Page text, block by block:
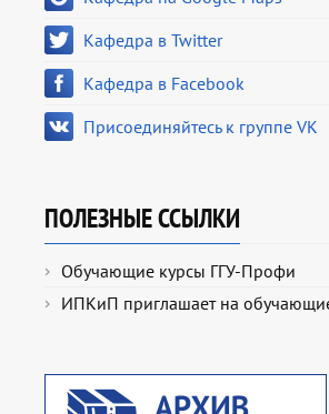
Кафедра в Twitter
Кафедра в Facebook
Присоединяйтесь к группе VK
ПОЛЕЗНЫЕ ССЫЛКИ
Обучающие курсы ГГУ-Профи
ИПКиП приглашает на